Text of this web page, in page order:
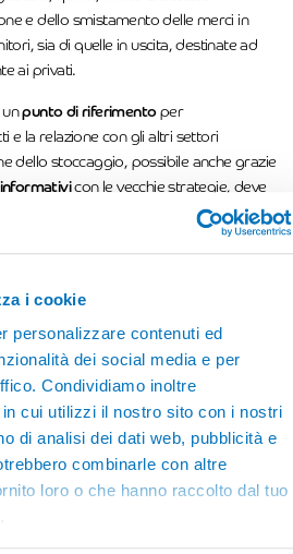
i cookie
personalizzare contenuti ed
dei social media e per
Condividiamo inoltre
cui utilizzi il nostro sito con i nostri
di analisi dei dati web, pubblicità e
combinarle con altre
loro o che hanno raccolto dal tuo
e dello smistamento delle merci in
sia di quelle in uscita, destinate ad
ai privati.
unpunto di riferimentoper
e la relazione con gli altri settori
dello stoccaggio, possibile anche grazie
con le vecchie strategie, deve
poter permettere all’azienda di
nel proprio settore di riferimento.
revisione e gestione di tutti i documenti
Il perfezionamento, dato dall’utilizzo
di gestire al meglio tutti i processi
Mobility eriducendo possibili